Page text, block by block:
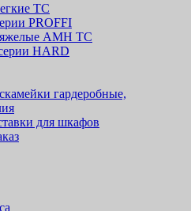
ТС
PROFFI
AMH TC
HARD
гардеробные,
для шкафов